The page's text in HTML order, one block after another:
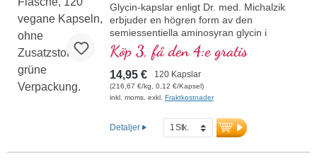
Glycin-kapslar enligt Dr. med. Michalzik
erbjuder en högren form av den
semiessentiella aminosyran glycin i
kapselform. Denna produkt är särskilt
formulerad för att, med en daglig dosering
på 1 500–3 000 mg, bidra till att stödja
välbefinnande och kroppens egna
processer. Kapselinnehållet är fritt från
Tyskland. Den miljövänliga förpackningen
av HDPE är fri från mjukgörare, vilket
Köp 3, få den 4:e gratis
14,95 € 120 Kapslar
(216,67 €/kg, 0,12 €/Kapsel)
inkl. moms. exkl. Fraktkostnader
Detaljer